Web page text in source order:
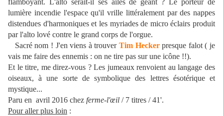
flamboyant. L'alto serait-il ses ailes de géant ? Le porteur de
lumière incendie l'espace qu'il vrille littéralement par des nappes
distendues d'harmoniques et les myriades de micro éclairs produit
par l'alto lové contre le grand corps de l'orgue.
Sacré nom ! J'en viens à trouver Tim Heckerpresque falot ( je
vais me faire des ennemis : on ne tire pas sur une icône !!).
Et le titre, me direz-vous ? Les jumeaux renvoient au langage des
oiseaux, à une sorte de symbolique des lettres ésotérique et
mystique...
Paru en avril 2016 chez ferme-l'œil / 7 titres / 41'.
Pour aller plus loin :